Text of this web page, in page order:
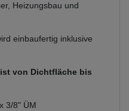
Heizungsbau und
einbaufertig inklusive
von Dichtfläche bis
3/8" ÜM